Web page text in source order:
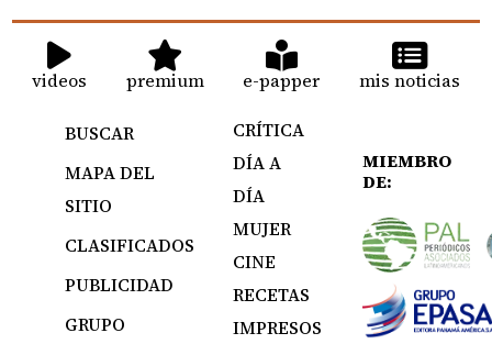
videos premium e-papper mis noticias
BUSCAR
MAPA DEL
SITIO
CLASIFICADOS
PUBLICIDAD
GRUPO
CRÍTICA
DÍA A
DÍA
MUJER
CINE
RECETAS
IMPRESOS
MIEMBRO
DE: